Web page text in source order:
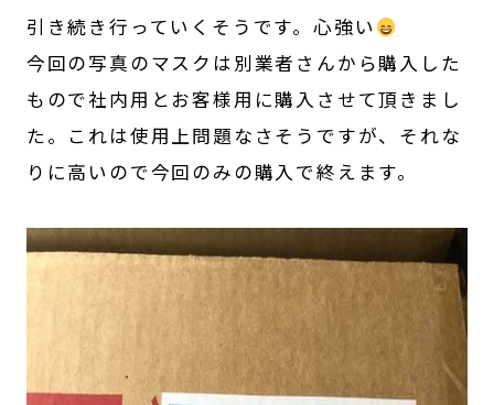
引き続き行っていくそうです。心強い
今回の写真のマスクは別業者さんから購入した
もので社内用とお客様用に購入させて頂きまし
た。これは使用上問題なさそうですが、それな
りに高いので今回のみの購入で終えます。